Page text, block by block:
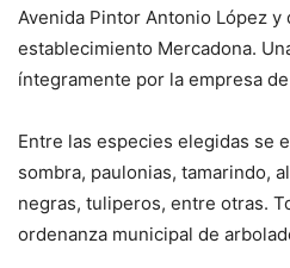
Avenida Pintor Antonio López y
establecimiento Mercadona.
íntegramente por la empresa
Entre las especies elegidas se
sombra, paulonias, tamarindo,
negras, tuliperos, entre otras.
ordenanza municipal de